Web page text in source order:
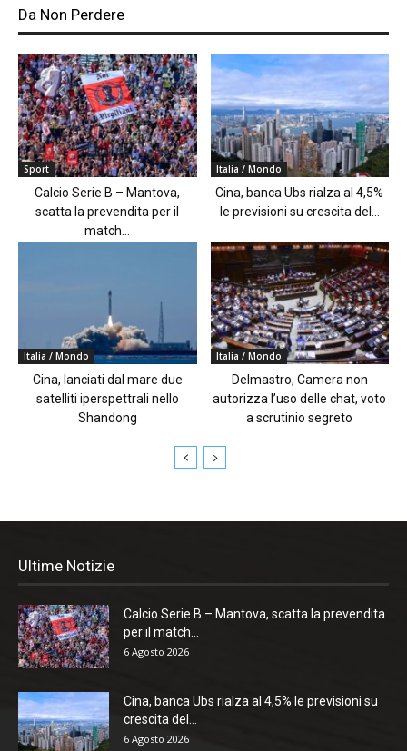
Da Non Perdere
Sport
Calcio Serie B – Mantova,
scatta la prevendita per il
match...
Italia / Mondo
Cina, banca Ubs rialza al 4,5%
le previsioni su crescita del...
Italia / Mondo
Cina, lanciati dal mare due
satelliti iperspettrali nello
Shandong
Italia / Mondo
Delmastro, Camera non
autorizza l’uso delle chat, voto
a scrutinio segreto
Ultime Notizie
Calcio Serie B – Mantova, scatta la prevendita
per il match...
6 Agosto 2026
Cina, banca Ubs rialza al 4,5% le previsioni su
crescita del...
6 Agosto 2026